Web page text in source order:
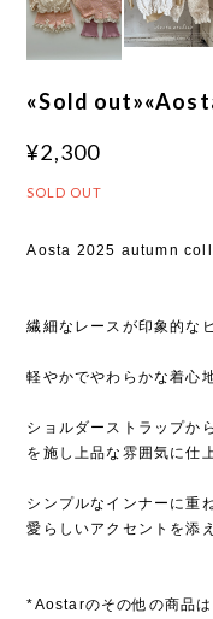
«Sold
¥2,300
SOLD OUT
Aosta 2025 autumn
繊細なレースが印象的な
軽やかでやわらかな着心
ショルダーストラップか
を施し上品な雰囲気に仕
シンプルなインナーに重
愛らしいアクセントを添
*Aostarのその他の商品